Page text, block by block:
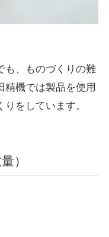
も、ものづくりの難
精機では製品を使用
をしています。
）